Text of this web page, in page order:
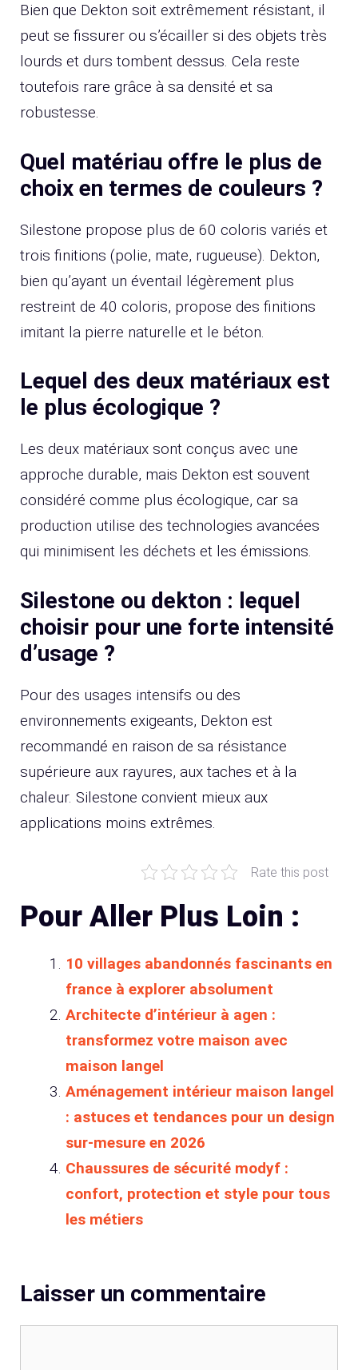
Bien que Dekton soit extrêmement résistant, il
peut se fissurer ou s’écailler si des objets très
lourds et durs tombent dessus. Cela reste
toutefois rare grâce à sa densité et sa
robustesse.
Quel matériau offre le plus de
choix en termes de couleurs ?
Silestone propose plus de 60 coloris variés et
trois finitions (polie, mate, rugueuse). Dekton,
bien qu’ayant un éventail légèrement plus
restreint de 40 coloris, propose des finitions
imitant la pierre naturelle et le béton.
Lequel des deux matériaux est
le plus écologique ?
Les deux matériaux sont conçus avec une
approche durable, mais Dekton est souvent
considéré comme plus écologique, car sa
production utilise des technologies avancées
qui minimisent les déchets et les émissions.
Silestone ou dekton : lequel
choisir pour une forte intensité
d’usage ?
Pour des usages intensifs ou des
environnements exigeants, Dekton est
recommandé en raison de sa résistance
supérieure aux rayures, aux taches et à la
chaleur. Silestone convient mieux aux
applications moins extrêmes.
Rate this post
Pour Aller Plus Loin :
10 villages abandonnés fascinants en
france à explorer absolument
Architecte d’intérieur à agen :
transformez votre maison avec
maison langel
Aménagement intérieur maison langel
: astuces et tendances pour un design
sur-mesure en 2026
Chaussures de sécurité modyf :
confort, protection et style pour tous
les métiers
Laisser un commentaire